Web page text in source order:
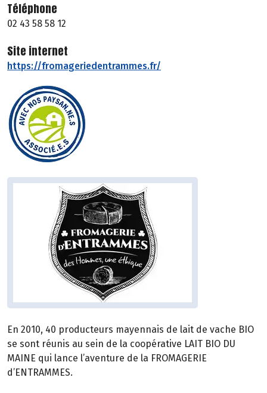
Téléphone
02 43 58 58 12
Site internet
https://fromageriedentrammes.fr/
En 2010, 40 producteurs mayennais de lait de vache BIO
se sont réunis au sein de la coopérative LAIT BIO DU
MAINE qui lance l’aventure de la FROMAGERIE
d’ENTRAMMES.